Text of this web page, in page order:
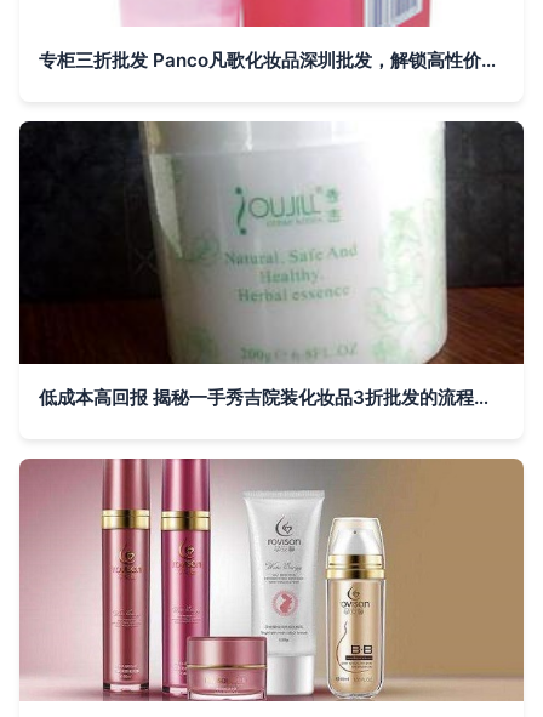
专柜三折批发 Panco凡歌化妆品深圳批发，解锁高性价比护肤新通路
低成本高回报 揭秘一手秀吉院装化妆品3折批发的流程与收益